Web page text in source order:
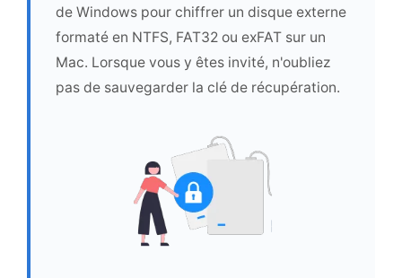
de Windows pour chiffrer un disque externe
formaté en NTFS, FAT32 ou exFAT sur un
Mac. Lorsque vous y êtes invité, n'oubliez
pas de sauvegarder la clé de récupération.